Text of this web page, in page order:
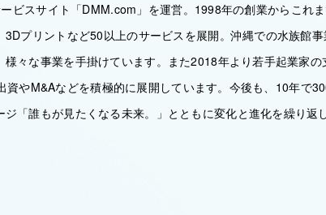
ビスサイト「DMM.com」を運営。1998年の創業からこれま
プリントなど50以上のサービスを展開。沖縄での水族館
々な事業を手掛けています。また2018年より若手起業家の
資やM&Aなどを積極的に展開しています。今後も、10年で
ジ「誰もが見たくなる未来。」とともに変化と進化を繰り返